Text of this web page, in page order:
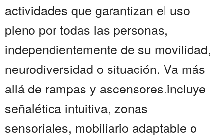
actividades que garantizan el uso
pleno por todas las personas,
independientemente de su movilidad,
neurodiversidad o situación. Va más
allá de rampas y ascensores.incluye
señalética intuitiva, zonas
sensoriales, mobiliario adaptable o